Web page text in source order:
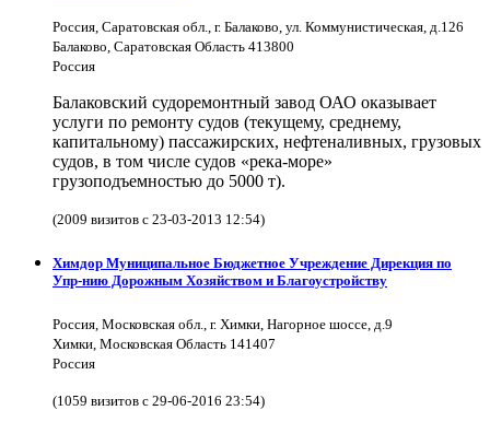
Россия, Саратовская обл., г. Балаково, ул. Коммунистическая, д.126
Балаково, Саратовская Область 413800
Россия
Балаковский судоремонтный завод ОАО оказывает
услуги по ремонту судов (текущему, среднему,
капитальному) пассажирских, нефтеналивных, грузовых
судов, в том числе судов «река-море»
грузоподъемностью до 5000 т).
(2009 визитов с 23-03-2013 12:54)
Химдор Муниципальное Бюджетное Учреждение Дирекция по
Упр-нию Дорожным Хозяйством и Благоустройству
Россия, Московская обл., г. Химки, Нагорное шоссе, д.9
Химки, Московская Область 141407
Россия
(1059 визитов с 29-06-2016 23:54)